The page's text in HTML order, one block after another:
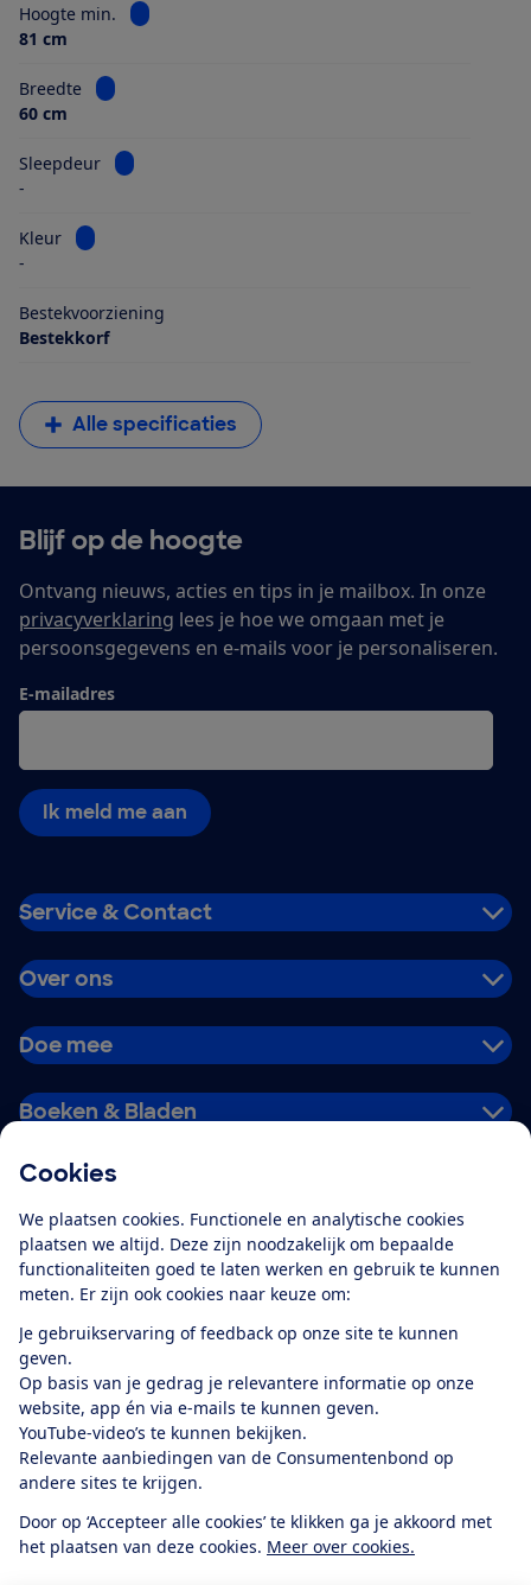
Cookies
We plaatsen cookies. Functionele en analytische cookies
plaatsen we altijd. Deze zijn noodzakelijk om bepaalde
functionaliteiten goed te laten werken en gebruik te kunnen
meten. Er zijn ook cookies naar keuze om:
Je gebruikservaring of feedback op onze site te kunnen
geven.
Op basis van je gedrag je relevantere informatie op onze
website, app én via e-mails te kunnen geven.
YouTube-video’s te kunnen bekijken.
Relevante aanbiedingen van de Consumentenbond op
andere sites te krijgen.
Door op ‘Accepteer alle cookies’ te klikken ga je akkoord met
het plaatsen van deze cookies. Meer over cookies.
Hoogte min.
Bekijk informatie voor Hoogte min.
81 cm
Breedte
Bekijk informatie voor Breedte
60 cm
Sleepdeur
Bekijk informatie voor Sleepdeur
-
Kleur
Bekijk informatie voor Kleur
-
Bestekvoorziening
Bestekkorf
Alle specificaties
Blijf op de hoogte
Ontvang nieuws, acties en tips in je mailbox. In onze
privacyverklaring lees je hoe we omgaan met je
persoonsgegevens en e-mails voor je personaliseren.
E-mailadres
Ik meld me aan
Service & Contact
Over ons
Doe mee
Boeken & Bladen
Alles over de
app
Algemene Voorwaarden
Privacyverklaring
Cookiebeleid
Privacyvoorkeuren
Toegankelijkheid
RSS-feed nieuws
Facebook
TwitterInstagram
YoutubeLinkedIn
12.901consumentenbeoordelen de Consumentenbondmet gemiddeld